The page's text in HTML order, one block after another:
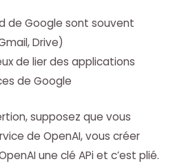
de Google sont souvent
Drive)
de lier des applications
de Google
supposez que vous
de OpenAI, vous créer
une clé APi et c’est plié.